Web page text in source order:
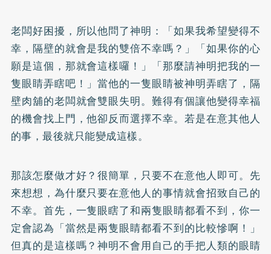
老闆好困擾，所以他問了神明：「如果我希望變得不
幸，隔壁的就會是我的雙倍不幸嗎？」「如果你的心
願是這個，那就會這樣囉！」「那麼請神明把我的一
隻眼睛弄瞎吧！」當他的一隻眼睛被神明弄瞎了，隔
壁肉舖的老闆就會雙眼失明。難得有個讓他變得幸福
的機會找上門，他卻反而選擇不幸。若是在意其他人
的事，最後就只能變成這樣。
那該怎麼做才好？很簡單，只要不在意他人即可。先
來想想，為什麼只要在意他人的事情就會招致自己的
不幸。首先，一隻眼瞎了和兩隻眼睛都看不到，你一
定會認為「當然是兩隻眼睛都看不到的比較慘啊！」
但真的是這樣嗎？神明不會用自己的手把人類的眼睛